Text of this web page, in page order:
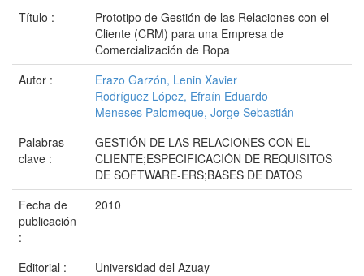
Título :
Prototipo de Gestión de las Relaciones con el
Cliente (CRM) para una Empresa de
Comercialización de Ropa
Autor :
Erazo Garzón, Lenin Xavier
Rodríguez López, Efraín Eduardo
Meneses Palomeque, Jorge Sebastián
Palabras
clave :
GESTIÓN DE LAS RELACIONES CON EL
CLIENTE;ESPECIFICACIÓN DE REQUISITOS
DE SOFTWARE-ERS;BASES DE DATOS
Fecha de
publicación
:
2010
Editorial :
Universidad del Azuay